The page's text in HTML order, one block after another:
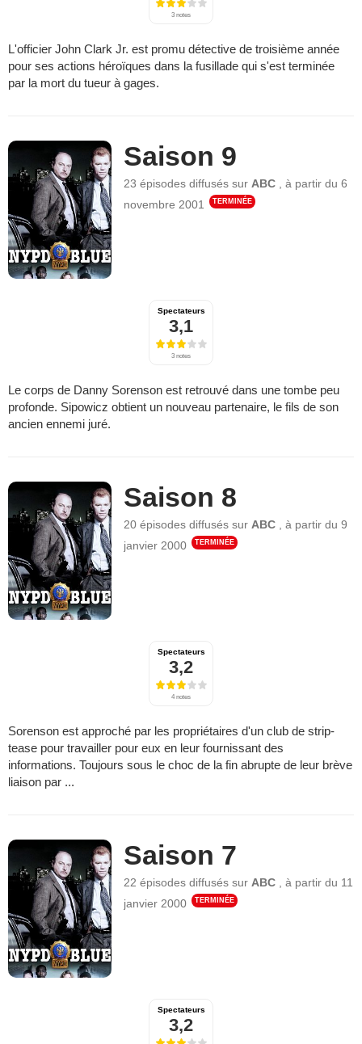
3 notes
L'officier John Clark Jr. est promu détective de troisième année
pour ses actions héroïques dans la fusillade qui s'est terminée
par la mort du tueur à gages.
Saison 9
23 épisodes diffusés sur ABC ,à partir du6
novembre 2001
TERMINÉE
Spectateurs
3,1
3 notes
Le corps de Danny Sorenson est retrouvé dans une tombe peu
profonde. Sipowicz obtient un nouveau partenaire, le fils de son
ancien ennemi juré.
Saison 8
20 épisodes diffusés sur ABC ,à partir du9
janvier 2000
TERMINÉE
Spectateurs
3,2
4 notes
Sorenson est approché par les propriétaires d'un club de strip-
tease pour travailler pour eux en leur fournissant des
informations. Toujours sous le choc de la fin abrupte de leur brève
liaison par ...
Saison 7
22 épisodes diffusés sur ABC ,à partir du 11
janvier 2000
TERMINÉE
Spectateurs
3,2